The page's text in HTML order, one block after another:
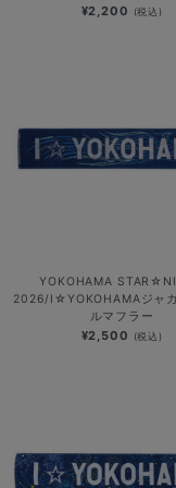
¥2,200 (税込)
YOKOHAMA
2026/I☆YOKOHAMAジャ
ルマフラー
¥2,500 (税込)